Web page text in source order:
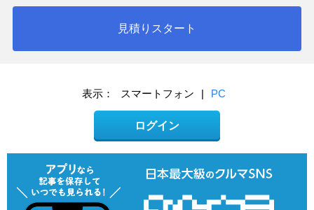
見積りスタート
表示： スマートフォン | PC
ログイン